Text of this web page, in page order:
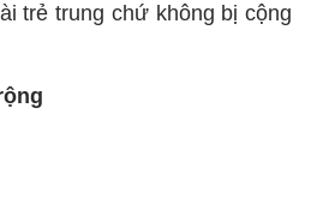
trẻ trung chứ không bị cộng